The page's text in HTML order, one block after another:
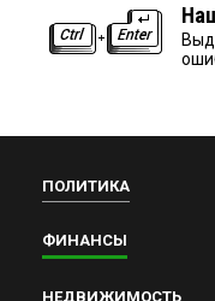
ПОЛИТИКА
ФИНАНСЫ
НЕДВИЖИМОСТЬ